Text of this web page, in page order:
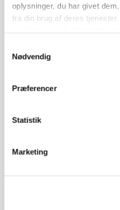
oplysninger, du har givet
fra din brug af deres
Nødvendig
Præferencer
Statistik
Marketing6950, Ringkøbing
Rørlægger /